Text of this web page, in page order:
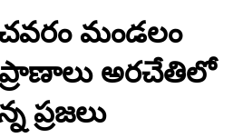
మండలం
ప్రాణాలు అరచేతిలో
ప్రజలు